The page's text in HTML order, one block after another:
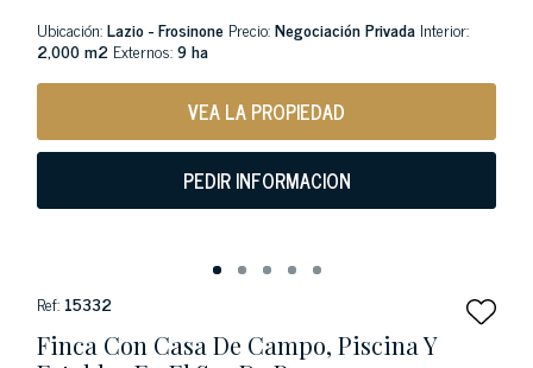
Ubicación:Lazio - Frosinone Precio:Negociación Privada Interior:
2,000 m2 Externos:9 ha
VEA LA PROPIEDAD
PEDIR INFORMACION
Ref: 15332
Finca Con Casa De Campo, Piscina Y